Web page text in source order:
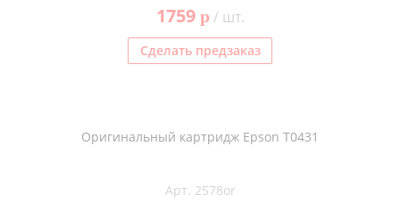
1759 p/ шт.
Сделать предзаказ
Оригинальный картридж Epson T0431
Арт. 2578or